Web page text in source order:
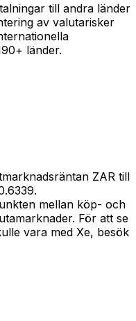
till andra länder
av valutarisker
länder.
ZAR till
mellan köp- och
För att se
vara med Xe, besök